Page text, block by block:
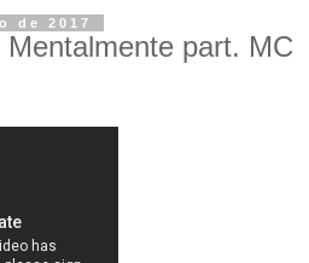
de 2017
part. MC